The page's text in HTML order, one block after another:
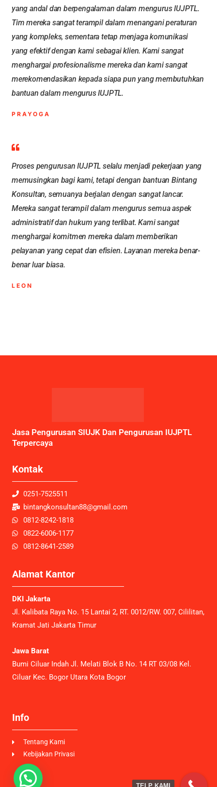
yang andal dan berpengalaman dalam mengurus IUJPTL.
Tim mereka sangat terampil dalam menangani peraturan
yang kompleks, sementara tetap menjaga komunikasi
yang efektif dengan kami sebagai klien. Kami sangat
menghargai profesionalisme mereka dan kami sangat
merekomendasikan kepada siapa pun yang membutuhkan
bantuan dalam mengurus IUJPTL.
PRAYOGA
Proses pengurusan IUJPTL selalu menjadi pekerjaan yang
memusingkan bagi kami, tetapi dengan bantuan Bintang
Konsultan, semuanya berjalan dengan sangat lancar.
Mereka sangat terampil dalam mengurus semua aspek
administratif dan hukum yang terlibat. Kami sangat
menghargai komitmen mereka dalam memberikan
pelayanan yang cepat dan efisien. Layanan mereka benar-
benar luar biasa.
LEON
Jasa Pengurusan SIUJK Dan Pengurusan IUJPTL
Terpercaya
Kontak
0251-7525511
bintangkonsultan88@gmail.com
0812-8242-1818
0822-6006-1177
0812-8641-2589
Alamat Kantor
DKI Jakarta
Jl. Kalibata Raya No. 15 Lantai 2, RT. 0012/RW. 007, Cililitan,
Kramat Jati Jakarta Timur
Jawa Barat
Bumi Ciluar Indah Jl. Melati Blok B No. 14 RT 03/08 Kel.
Ciluar Kec. Bogor Utara Kota Bogor
Info
Tentang Kami
Kebijakan Privasi